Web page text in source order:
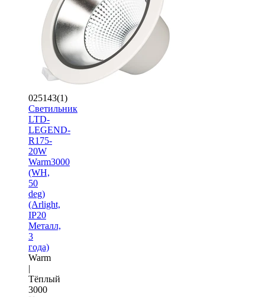
025143(1)
Светильник
LTD-
LEGEND-
R175-
20W
Warm3000
(WH,
50
deg)
(Arlight,
IP20
Металл,
3
года)
Warm
|
Тёплый
3000